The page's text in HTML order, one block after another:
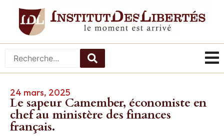
24 mars, 2025
Le sapeur Camember, économiste en
chef au ministère des finances
français.